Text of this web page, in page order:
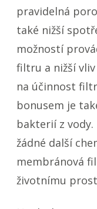
pravidelná
také nižší
možností
filtru a nižší
na účinnost
bonusem je
bakterií z
žádné další
membránová
životnímu